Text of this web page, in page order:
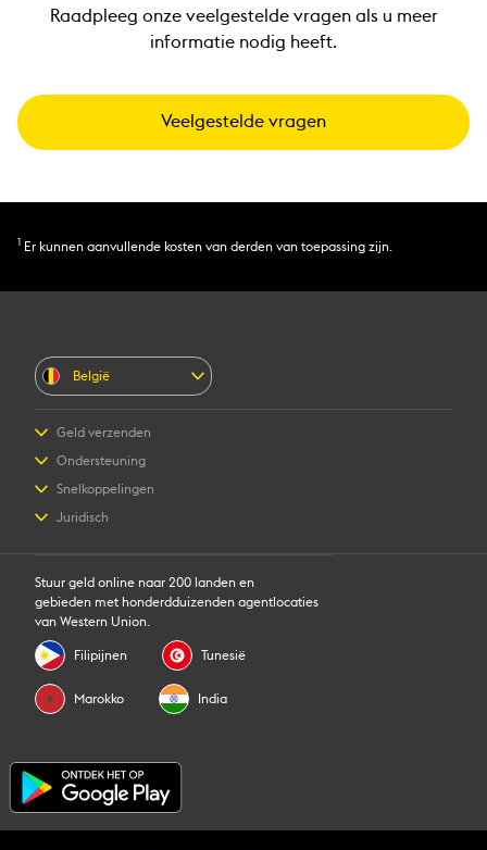
Raadpleeg onze veelgestelde vragen als u meer
informatie nodig heeft.
Veelgestelde vragen
Er kunnen aanvullende kosten van derden van toepassing zijn.
België
Geld verzenden
Geld verzenden
Geschatte prijs
Ondersteuning
Veelgestelde vragen
Snelkoppelingen
Aanmelden/registreren
Een overschrijving volgen
Agentschappen zoeken
Download app
Verwijs een vriend
Juridisch
Algemene Voorwaarden
Cookie-informatie
Stuur geld online naar 200 landen en
gebieden met honderdduizenden agentlocaties
van Western Union.
Filipijnen Tunesië
Marokko India